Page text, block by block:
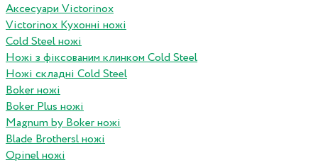
Аксесуари Victorinox
Victorinox Кухонні ножі
Cold Steel ножі
Ножі з фіксованим клинком Cold Steel
Ножі складні Cold Steel
Boker ножі
Boker Plus ножі
Magnum by Boker ножі
Blade Brothersl ножі
Opinel ножі